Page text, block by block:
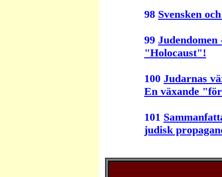
98 Svensken
99
"Holocaust"!
100 Judarnas
En växande
101
judisk